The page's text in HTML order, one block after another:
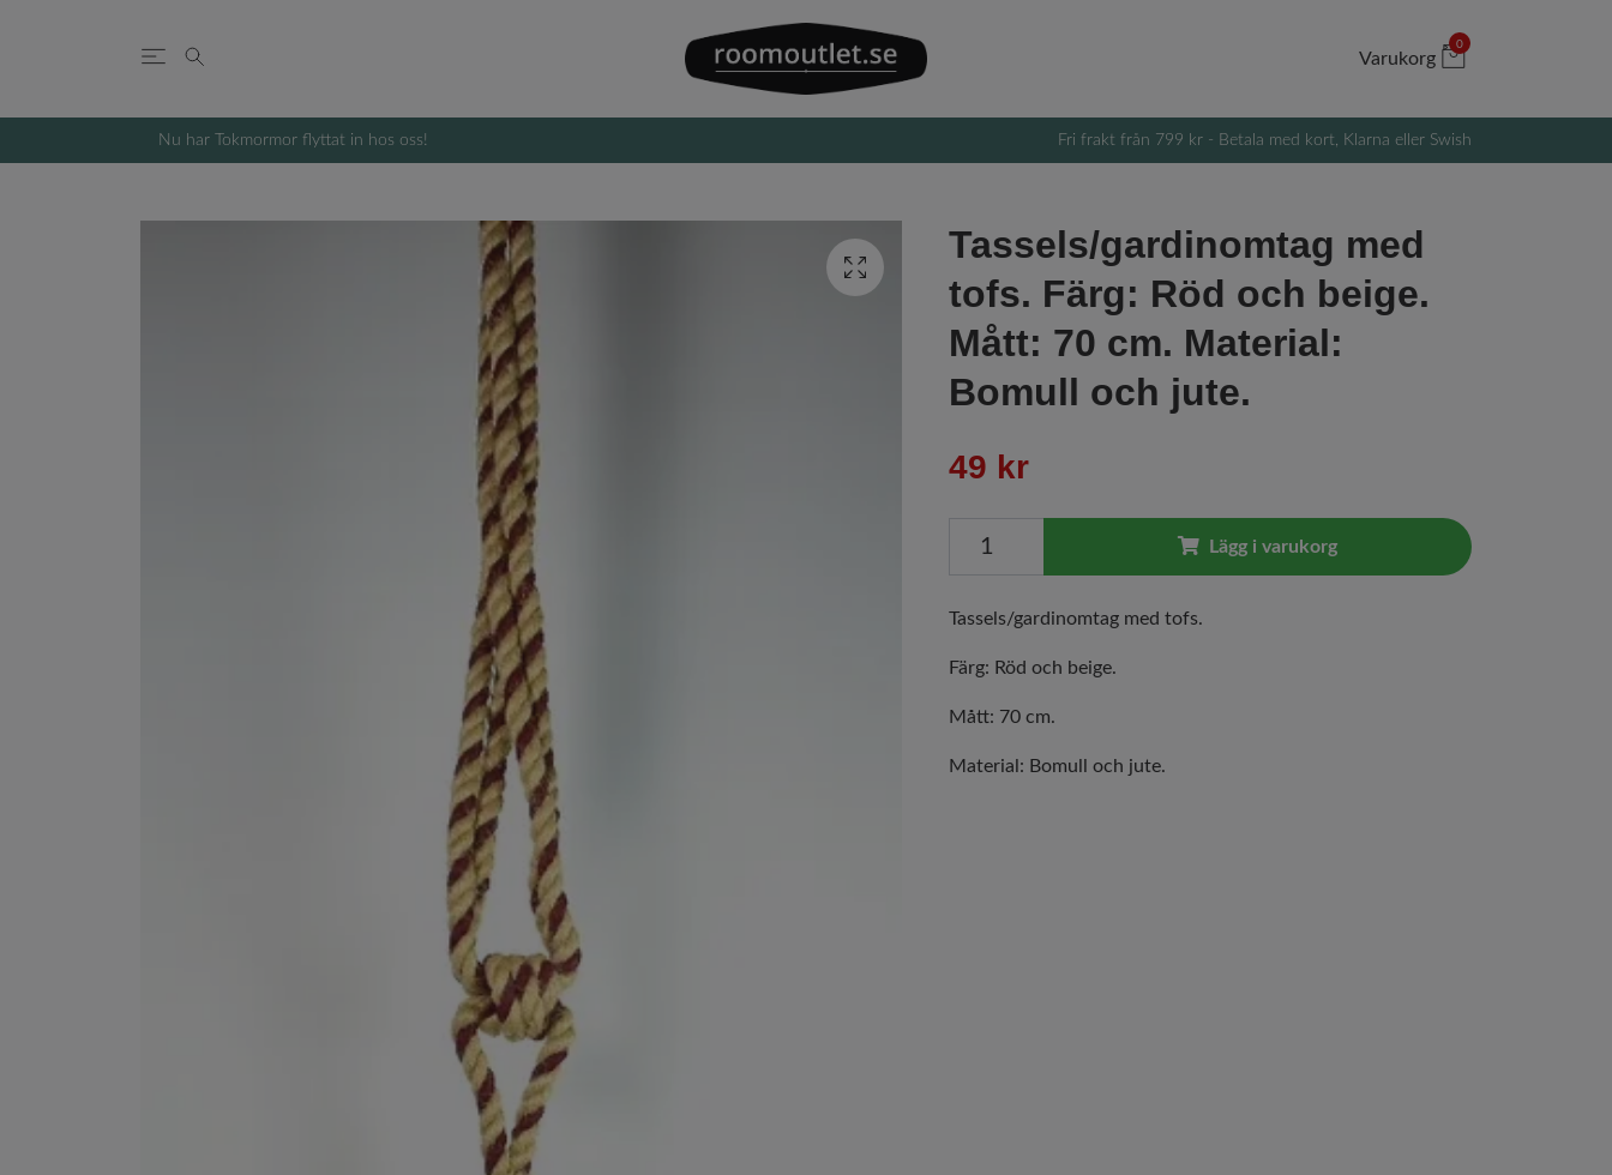
Varukorg
0
Nu har Tokmormor flyttat in hos oss! Fri frakt från 799 kr - Betala med kort, Klarna eller Swish
Tassels/gardinomtag med
tofs. Färg: Röd och beige.
Mått: 70 cm. Material:
Bomull och jute.
49 kr
Lägg i varukorg
Tassels/gardinomtag med tofs.
Färg: Röd och beige.
Mått: 70 cm.
Material: Bomull och jute.